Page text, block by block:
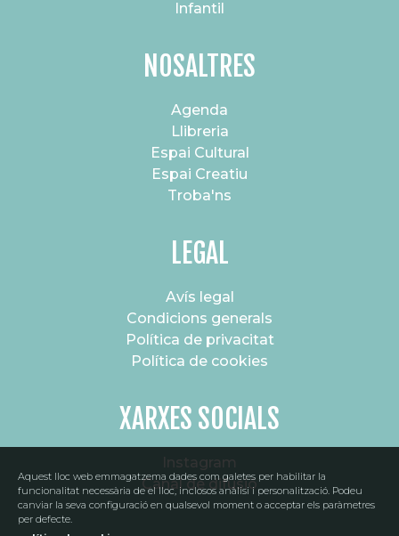
Infantil
NOSALTRES
Agenda
Llibreria
Espai Cultural
Espai Creatiu
Troba'ns
LEGAL
Avís legal
Condicions generals
Política de privacitat
Política de cookies
XARXES SOCIALS
Canal de difusió
Aquest lloc web emmagatzema dades com galetes per habilitar la
funcionalitat necessària de el lloc, inclosos anàlisi i personalització. Podeu
canviar la seva configuració en qualsevol moment o acceptar els paràmetres
per defecte.